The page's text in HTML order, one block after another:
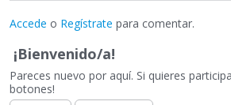
Accede o Regístrate para comentar.
¡Bienvenido/a!
Pareces nuevo por aquí. Si quieres
botones!